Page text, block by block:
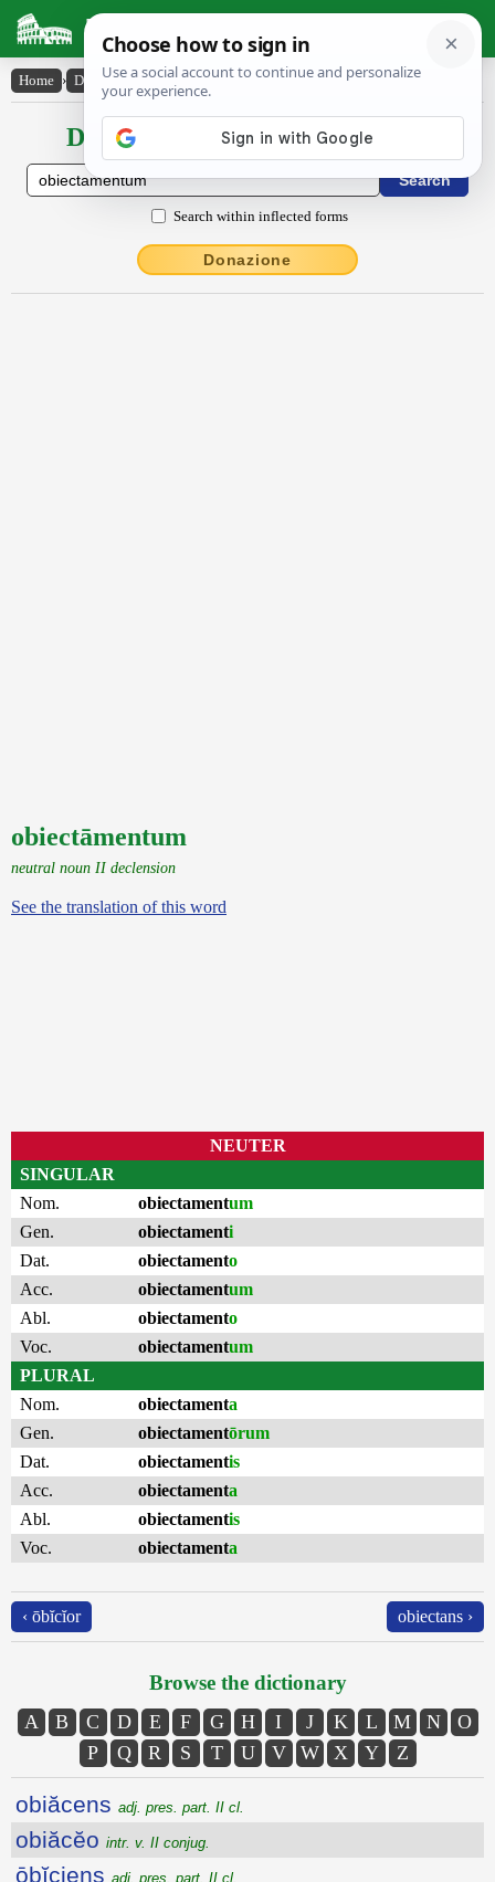
Latin Dictionary
Home › Declensions / Conjugations › obiectāmentum
Declensions / Conjugations latin
Search within inflected forms
Donazione
obiectāmentum
neutral noun II declension
See the translation of this word
NEUTER
SINGULAR
Nom.
obiectamentum
Gen.
obiectamenti
Dat.
obiectamento
Acc.
obiectamentum
Abl.
obiectamento
Voc.
obiectamentum
PLURAL
Nom.
obiectamenta
Gen.
obiectamentōrum
Dat.
obiectamentis
Acc.
obiectamenta
Abl.
obiectamentis
Voc.
obiectamenta
‹ ōbĭcĭor obiectans ›
Browse the dictionary
A B C D E F G H I J K L M N
O
P
Q R S T U V W X Y Z
obiăcens adj. pres. part. II cl.
obiăcĕo intr. v. II conjug.
ōbĭciens adj. pres. part. II cl.